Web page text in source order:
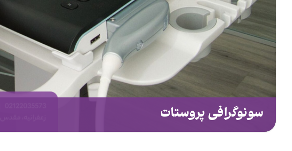
سونوگرافی پروستات